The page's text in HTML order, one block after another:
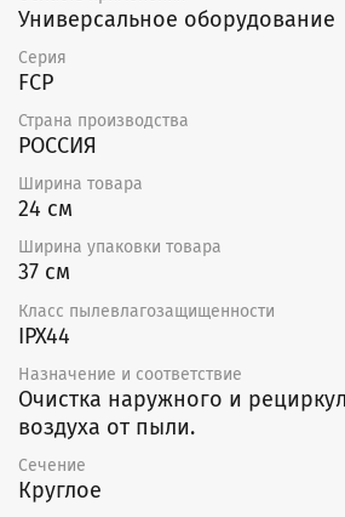
Универсальное оборудование
Серия
FCP
Страна производства
РОССИЯ
Ширина товара
24 см
Ширина упаковки товара
37 см
Класс пылевлагозащищенности
IPX44
Назначение и соответствие
Очистка наружного и
воздуха от пыли.
Сечение
Круглое